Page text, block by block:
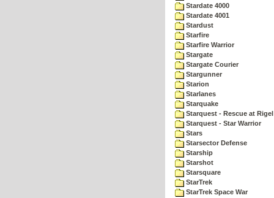
Stardate 4000
Stardate 4001
Stardust
Starfire
Starfire Warrior
Stargate
Stargate Courier
Stargunner
Starion
Starlanes
Starquake
Starquest - Rescue at Rigel
Starquest - Star Warrior
Stars
Starsector Defense
Starship
Starshot
Starsquare
StarTrek
StarTrek Space War